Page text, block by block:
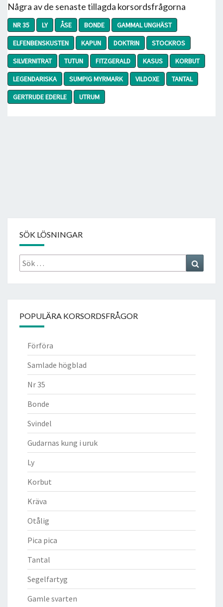
Några av de senaste tillagda korsordsfrågorna
NR 35 LY ÅSE BONDE
GAMMAL UNGHÄST
ELFENBENSKUSTEN
KAPUN DOKTRIN
STOCKROS
SILVERNITRAT
TUTUN FITZGERALD KASUS
KORBUT
LEGENDARISKA
SUMPIG MYRMARK VILDOXE
TANTAL
GERTRUDE EDERLE
UTRUM
SÖK LÖSNINGAR
Sök
efter:
POPULÄRA KORSORDSFRÅGOR
Förföra
Samlade högblad
Nr 35
Bonde
Svindel
Gudarnas kung i uruk
Ly
Korbut
Kräva
Otålig
Pica pica
Tantal
Segelfartyg
Gamle svarten